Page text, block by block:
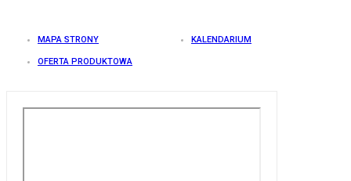
MAPA STRONY KALENDARIUM
OFERTA PRODUKTOWA